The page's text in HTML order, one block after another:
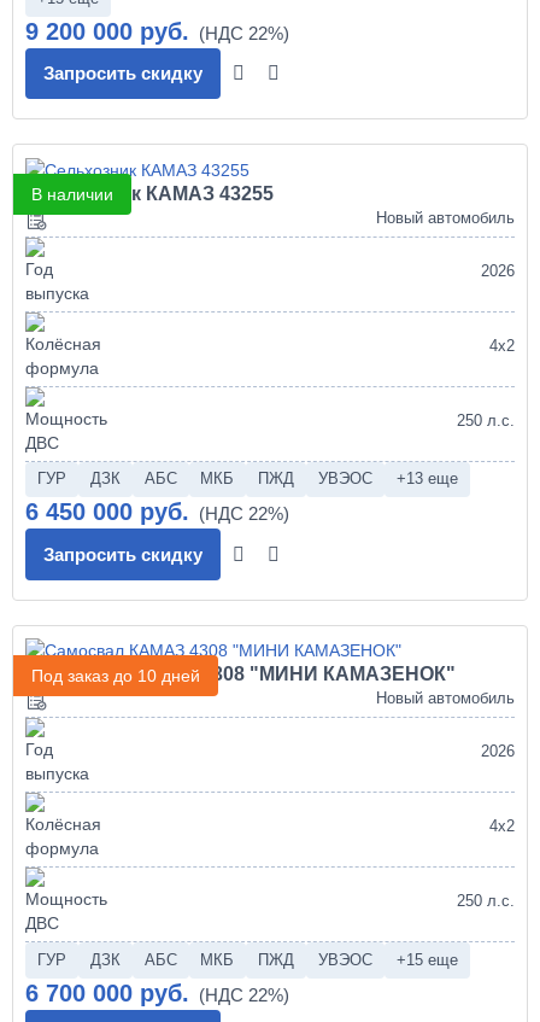
9 200 000 руб.
Запросить скидку
В наличии
Сельхозник КАМАЗ 43255
Новый автомобиль
2026
4х2
250 л.с.
ГУР ДЗК АБС МКБ ПЖД УВЭОС +13 еще
6 450 000 руб.
Запросить скидку
Под заказ до 10 дней
Самосвал КАМАЗ 4308 "МИНИ КАМАЗЕНОК"
Новый автомобиль
2026
4х2
250 л.с.
ГУР ДЗК АБС МКБ ПЖД УВЭОС +15 еще
6 700 000 руб.